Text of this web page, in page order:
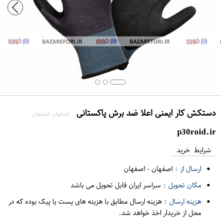
دستکش کار ایمنی اعلا ضد برش پاکستانی اصفهان اصفهان
p30roid.ir
شرایط خرید
ارسال از : اصفهان-اصفهان
مکان تحویل : سراسر ایران قابل تحویل می باشد
هزینه ارسال : هزینه ارسال مطابق با هزینه های پست یا پیک بوده که در
محل از خریدار اخذ خواهد شد.